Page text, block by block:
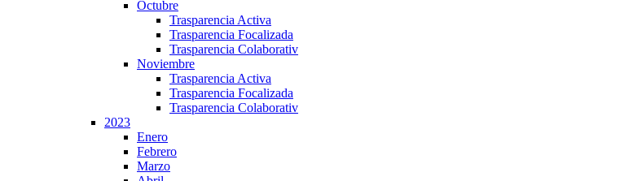
Octubre
Trasparencia Activa
Trasparencia Focalizada
Trasparencia Colaborativ
Noviembre
Trasparencia Activa
Trasparencia Focalizada
Trasparencia Colaborativ
2023
Enero
Febrero
Marzo